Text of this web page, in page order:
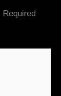
Required